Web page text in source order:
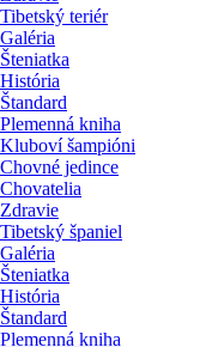
Tibetský teriér
Galéria
Šteniatka
História
Štandard
Plemenná kniha
Kluboví šampióni
Chovné jedince
Chovatelia
Zdravie
Tibetský španiel
Galéria
Šteniatka
História
Štandard
Plemenná kniha